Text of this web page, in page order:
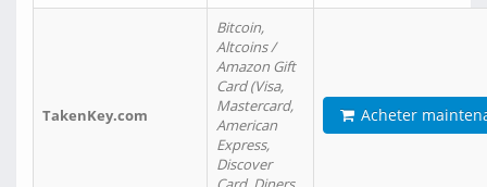
TakenKey.com
Bitcoin,
Altcoins /
Amazon Gift
Card (Visa,
Mastercard,
American
Express,
Discover
Acheter